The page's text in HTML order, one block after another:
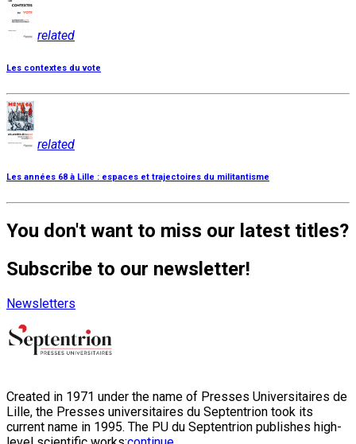
related
Les contextes du vote
related
Les années 68 à Lille : espaces et trajectoires du militantisme
You don't want to miss our latest titles?
Subscribe to our newsletter!
Newsletters
Created in 1971 under the name of Presses Universitaires de
Lille, the Presses universitaires du Septentrion took its
current name in 1995. The PU du Septentrion publishes high-